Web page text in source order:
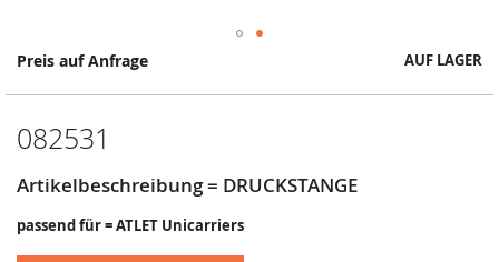
Preis auf Anfrage AUF LAGER
082531
Artikelbeschreibung = DRUCKSTANGE
passend für = ATLET Unicarriers
Springe
Anfang
Bildergalerie